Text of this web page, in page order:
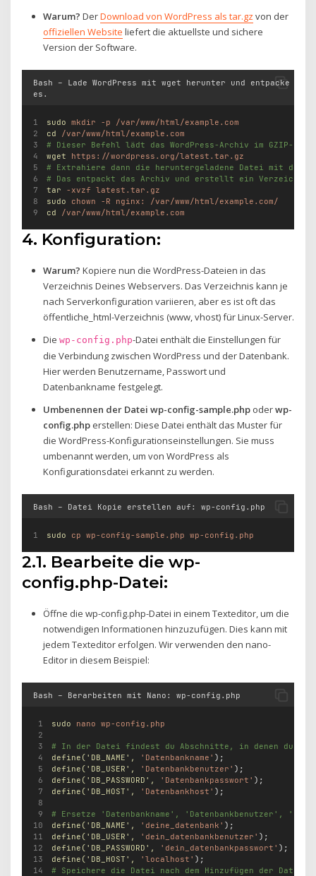
Warum? DerDownload von WordPress als tar.gz von der
offiziellen Website liefert die aktuellste und sichere
Version der Software.
Bash – Lade WordPress mit wget herunter und entpacke
es.
sudo mkdir -p /var/www/html/example.com
cd /var/www/html/example.com
# Dieser Befehl lädt das WordPress-Archiv im GZIP-
wget https://wordpress.org/latest.tar.gz
# Extrahiere dann die heruntergeladene Datei mit dem
# Das entpackt das Archiv und erstellt ein Verzeichnis
tar -xvzf latest.tar.gz
sudo chown -R nginx:
/var/www/html/example.com/
cd /var/www/html/example.com
4. Konfiguration:
Warum? Kopiere nun die WordPress-Dateien in das
Verzeichnis Deines Webservers. Das Verzeichnis kann je
nach Serverkonfiguration variieren, aber es ist oft das
öffentliche_html-Verzeichnis (www, vhost) für Linux-Server.
Die wp-config.php-Datei enthält die Einstellungen für
die Verbindung zwischen WordPress und der Datenbank.
Hier werden Benutzername, Passwort und
Datenbankname festgelegt.
Umbenennen der Datei wp-config-sample.phpoderwp-
config.phperstellen: Diese Datei enthält das Muster für
die WordPress-Konfigurationseinstellungen. Sie muss
umbenannt werden, um von WordPress als
Konfigurationsdatei erkannt zu werden.
Bash – Datei Kopie erstellen auf: wp-config.php
sudo cp wp-config-sample.php wp-config.php
2.1. Bearbeite die wp-
config.php-Datei:
Öffne die wp-config.php-Datei in einem Texteditor, um die
notwendigen Informationen hinzuzufügen. Dies kann mit
jedem Texteditor erfolgen. Wir verwenden den nano-
Editor in diesem Beispiel:
Bash – Berarbeiten mit Nano: wp-config.php
sudo nano wp-config.php
# In der Datei findest du Abschnitte, in denen du die
define( 'DB_NAME' , 'Datenbankname' );
define( 'DB_USER' , 'Datenbankbenutzer' );
define( 'DB_PASSWORD' , 'Datenbankpasswort' );
define( 'DB_HOST' , 'Datenbankhost' );
# Ersetze 'Datenbankname', 'Datenbankbenutzer',
define( 'DB_NAME' , 'deine_datenbank' );
define( 'DB_USER' , 'dein_datenbankbenutzer' );
define( 'DB_PASSWORD' , 'dein_datenbankpasswort' );
define( 'DB_HOST' , 'localhost' );
# Speichere die Datei nach dem Hinzufügen der